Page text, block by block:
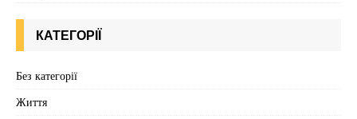
КАТЕГОРІЇ
Без категорії
Життя